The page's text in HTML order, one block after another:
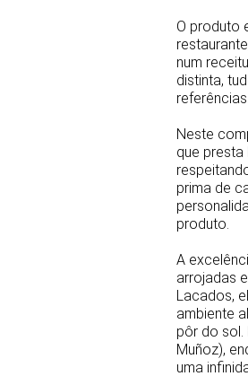
O produto
num
distinta,
referências.
Neste
que
prima de
produto.
A
arrojadas
Lacados,
ambiente
pôr do sol.
Muñoz),
uma